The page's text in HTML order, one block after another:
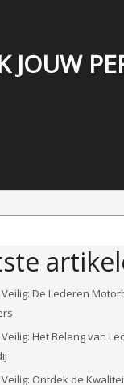
De Lederen
Het Belang van
Ontdek de